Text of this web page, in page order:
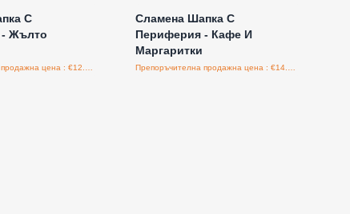
С
Жълто
Сламена Шапка С
Периферия - Кафе И
Маргаритки